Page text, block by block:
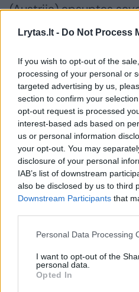
Lrytas.lt - Do Not Process
If you wish to opt-out of the
processing of your personal or
targeted advertising by us,
section to confirm your
opt-out request is processed
interest-based ads based on
us or personal information
your opt-out. You may
disclosure of your personal
IAB’s list of downstream
also be disclosed by us to third
Downstream Participants that
Personal Data Processing
I want to opt-out of the
personal data.
Opted In
(Austrija) apsuptas
Heidi (57 m.) ir vaikų.
Praėjusiais metais
kartą pasirodė
paženklintas
Nacionalinis
dievaitis kentėjo nuo
F.Beckenbaueriui teko
kiekvieno tėvo
aisiais nuo galvos
sūnus Stephanas.